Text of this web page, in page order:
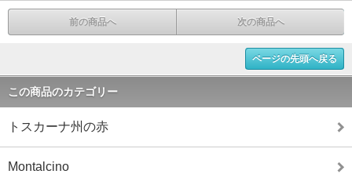
前の商品へ 次の商品へ
ページの先頭へ戻る
この商品のカテゴリー
トスカーナ州の赤
Montalcino